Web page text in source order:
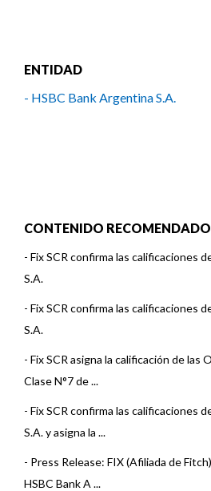
ENTIDAD
- HSBC Bank Argentina S.A.
CONTENIDO RECOMENDADO
- Fix SCR confirma las calificaciones
S.A.
- Fix SCR confirma las calificaciones
S.A.
- Fix SCR asigna la calificación de las
Clase N°7 de ...
- Fix SCR confirma las calificaciones
S.A. y asigna la ...
- Press Release: FIX (Afiliada de
HSBC Bank A ...